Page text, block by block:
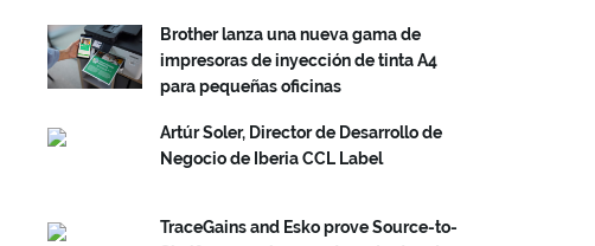
Brother lanza una nueva gama de
impresoras de inyección de tinta A4
para pequeñas oficinas
Artúr Soler, Director de Desarrollo de
Negocio de Iberia CCL Label
TraceGains and Esko prove Source-to-